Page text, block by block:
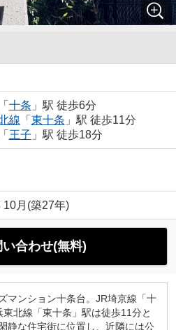
「 十条 」駅 徒歩6分
線 「 東十条 」駅 徒歩11分
「 王子 」駅 徒歩18分
10月(築27年)
い合わせ(無料)
マンション十条台。JR埼京線「十
北線「東十条」駅は徒歩11分と
静な住宅街に位置し、近隣には公